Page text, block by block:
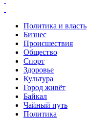
Политика и власть
Бизнес
Происшествия
Общество
Cпорт
Здоровье
Культура
Город живёт
Байкал
Чайный путь
Политика